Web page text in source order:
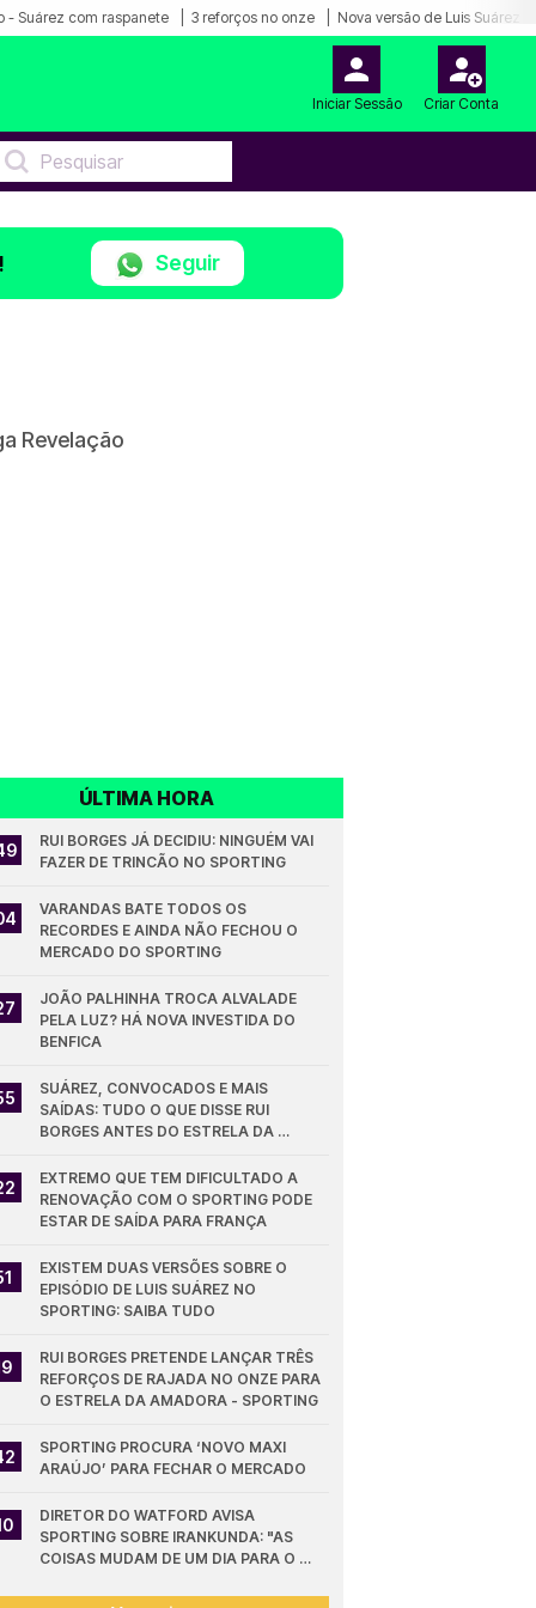
- Suárez com raspanete 3 reforços no onze Nova versão de Luis Suárez
Iniciar Sessão Criar Conta
Seguir
Revelação
ÚLTIMA HORA
RUI BORGES JÁ DECIDIU: NINGUÉM VAI
FAZER DE TRINCÃO NO SPORTING
VARANDAS BATE TODOS OS
RECORDES E AINDA NÃO FECHOU O
MERCADO DO SPORTING
JOÃO PALHINHA TROCA ALVALADE
PELA LUZ? HÁ NOVA INVESTIDA DO
BENFICA
SUÁREZ, CONVOCADOS E MAIS
SAÍDAS: TUDO O QUE DISSE RUI
BORGES ANTES DO ESTRELA DA
EXTREMO QUE TEM DIFICULTADO A
RENOVAÇÃO COM O SPORTING PODE
ESTAR DE SAÍDA PARA FRANÇA
EXISTEM DUAS VERSÕES SOBRE O
EPISÓDIO DE LUIS SUÁREZ NO
SPORTING: SAIBA TUDO
RUI BORGES PRETENDE LANÇAR TRÊS
REFORÇOS DE RAJADA NO ONZE PARA
O ESTRELA DA AMADORA - SPORTING
SPORTING PROCURA ‘NOVO MAXI
ARAÚJO’ PARA FECHAR O MERCADO
DIRETOR DO WATFORD AVISA
SPORTING SOBRE IRANKUNDA: "AS
COISAS MUDAM DE UM DIA PARA O